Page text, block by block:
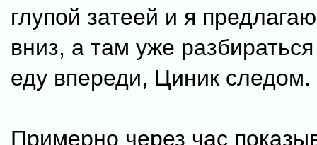
глупой затеей и я
вниз, а там уже
еду впереди, Циник следом.
Примерно через час